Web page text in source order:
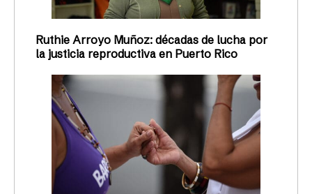
Ruthie Arroyo Muñoz: décadas de lucha por
la justicia reproductiva en Puerto Rico